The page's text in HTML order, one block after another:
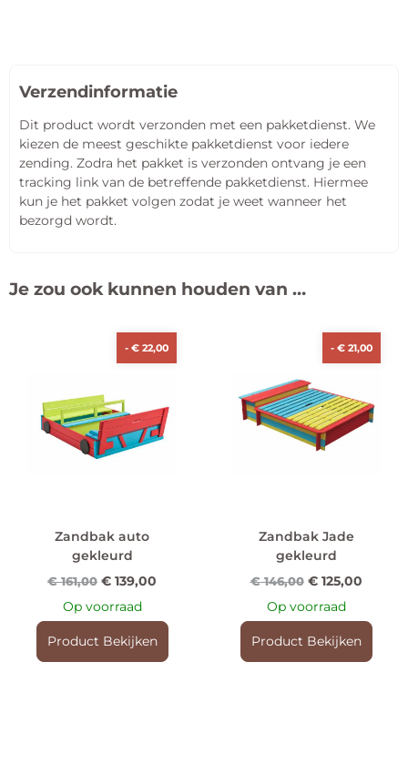
Verzendinformatie
Dit product wordt verzonden met een pakketdienst. We
kiezen de meest geschikte pakketdienst voor iedere
zending. Zodra het pakket is verzonden ontvang je een
tracking link van de betreffende pakketdienst. Hiermee
kun je het pakket volgen zodat je weet wanneer het
bezorgd wordt.
Je zou ook kunnen houden van …
-€ 22,00
Zandbak auto
gekleurd
€161,00 € 139,00
Op voorraad
Product Bekijken
-€ 21,00
Zandbak Jade
gekleurd
€146,00 €125,00
Op voorraad
Product Bekijken